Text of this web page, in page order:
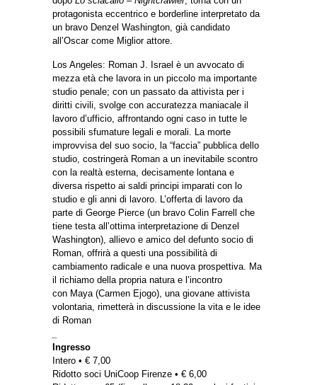
protagonista eccentrico e borderline interpretato da
un bravo Denzel Washington, già candidato
all’Oscar come Miglior attore.
Los Angeles: Roman J. Israel è un avvocato di
mezza età che lavora in un piccolo ma importante
studio penale; con un passato da attivista per i
diritti civili, svolge con accuratezza maniacale il
lavoro d’ufficio, affrontando ogni caso in tutte le
possibili sfumature legali e morali. La morte
improvvisa del suo socio, la “faccia” pubblica dello
studio, costringerà Roman a un inevitabile scontro
con la realtà esterna, decisamente lontana e
diversa rispetto ai saldi principi imparati con lo
studio e gli anni di lavoro. L’offerta di lavoro da
parte di George Pierce (un bravo Colin Farrell che
tiene testa all’ottima interpretazione di Denzel
Washington), allievo e amico del defunto socio di
Roman, offrirà a questi una possibilità di
cambiamento radicale e una nuova prospettiva. Ma
il richiamo della propria natura e l’incontro
con Maya (Carmen Ejogo), una giovane attivista
volontaria, rimetterà in discussione la vita e le idee
di Roman
Ingresso
Intero • € 7,00
Ridotto soci UniCoop Firenze • € 6,00